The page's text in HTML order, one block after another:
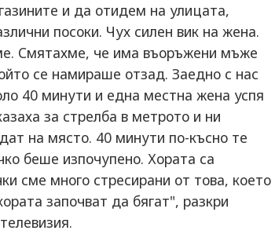
и да отидем на улицата,
посоки. Чух силен вик на жена.
Смятахме, че има въоръжени мъже
се намираше отзад. Заедно с нас
40 минути и една местна жена успя
за стрелба в метрото и ни
на място. 40 минути по-късно те
беше изпочупено. Хората са
сме много стресирани от това, което
започват да бягат", разкри